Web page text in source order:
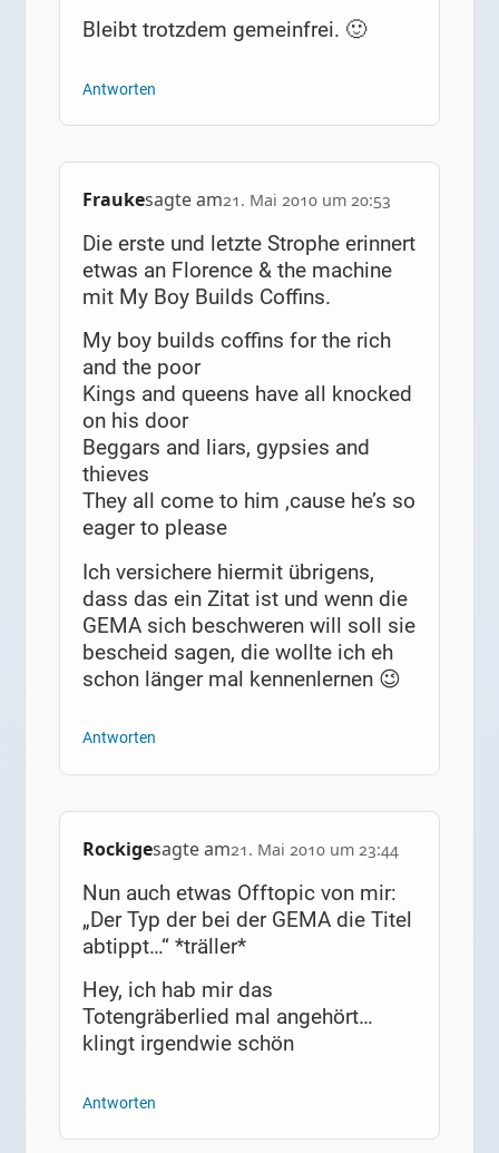
Bleibt trotzdem gemeinfrei. 🙂
Antworten
Fraukesagte am21. Mai 2010 um 20:53
Die erste und letzte Strophe erinnert
etwas an Florence & the machine
mit My Boy Builds Coffins.
My boy builds coffins for the rich
and the poor
Kings and queens have all knocked
on his door
Beggars and liars, gypsies and
thieves
They all come to him ‚cause he’s so
eager to please
Ich versichere hiermit übrigens,
dass das ein Zitat ist und wenn die
GEMA sich beschweren will soll sie
bescheid sagen, die wollte ich eh
schon länger mal kennenlernen 😉
Antworten
Rockigesagte am21. Mai 2010 um 23:44
Nun auch etwas Offtopic von mir:
„Der Typ der bei der GEMA die Titel
abtippt…“ *träller*
Hey, ich hab mir das
Totengräberlied mal angehört…
klingt irgendwie schön
Antworten